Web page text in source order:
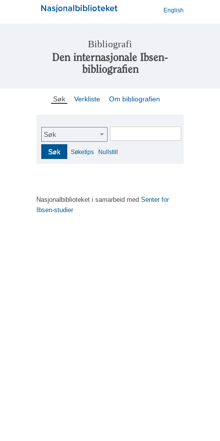
English
Bibliografi
Den internasjonale Ibsen-
bibliografien
Søk Verkliste Om bibliografien
Søk
Søk Søketips Nullstill
Nasjonalbiblioteket i samarbeid med Senter for
Ibsen-studier